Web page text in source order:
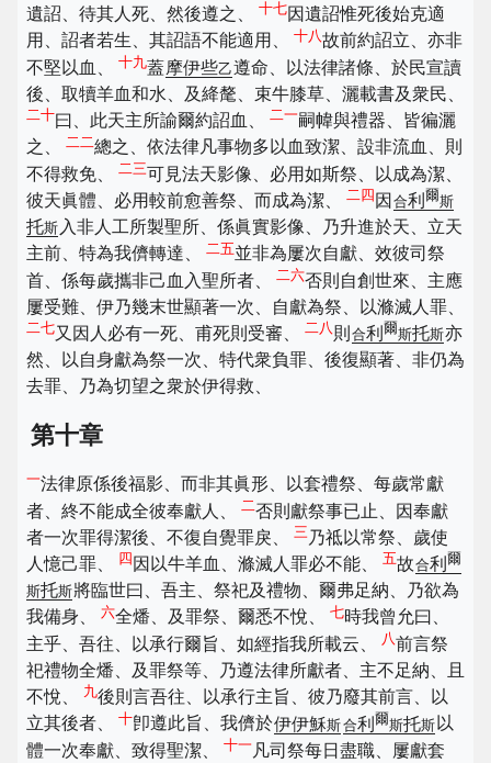
遺詔、待其人死、然後遵之、 十七因遺詔惟死後始克適
用、詔者若生、其詔語不能適用、 十八故前約詔立、亦非
不堅以血、 十九蓋摩伊些乙遵命、以法律諸條、於民宣讀
後、取犢羊血和水、及絳氂、束牛膝草、灑載書及衆民、
二十曰、此天主所諭爾約詔血、 二一嗣幃與禮器、皆徧灑
之、
二二總之、依法律凡事物多以血致潔、設非流血、則
不得救免、
二三可見法天影像、必用如斯祭、以成為潔、
彼天眞體、必用較前愈善祭、而成為潔、
二四 因 合利 爾斯
托斯 入非人工所製聖所、係眞實影像、乃升進於天、立天
主前、特為我儕轉達、
二五並非為屢次自獻、效彼司祭
首、係每歲攜非己血入聖所者、
二六否則自創世來、主應
屢受難、伊乃幾末世顯著一次、自獻為祭、以滌滅人罪、
二七又因人必有一死、甫死則受審、 二八 則 合利 爾斯托斯亦
然、以自身獻為祭一次、特代衆負罪、後復顯著、非仍為
去罪、乃為切望之衆於伊得救、
第十章
一法律原係後福影、而非其眞形、以套禮祭、每歲常獻
者、終不能成全彼奉獻人、
二否則獻祭事已止、因奉獻
者一次罪得潔後、不復自覺罪戾、
三 乃祗以常祭、歲使
人憶己罪、
四 因以牛羊血、滌滅人罪必不能、 五故合利 爾
斯托斯將臨世曰、吾主、祭祀及禮物、爾弗足納、乃欲為
我備身、 六全燔、及罪祭、爾悉不悅、 七時我曾允曰、
主乎、吾往、以承行爾旨、如經指我所載云、
八前言祭
祀禮物全燔、及罪祭等、乃遵法律所獻者、主不足納、且
不悅、
九後則言吾往、以承行主旨、彼乃廢其前言、以
立其後者、 十卽遵此旨、我儕於伊伊穌斯合利 爾斯托斯以
體一次奉獻、致得聖潔、 十一 凡司祭每日盡職、屢獻套